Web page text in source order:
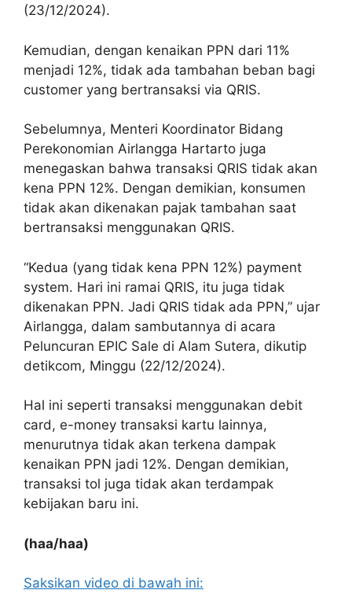
(23/12/2024).
Kemudian, dengan kenaikan PPN dari 11%
menjadi 12%, tidak ada tambahan beban bagi
customer yang bertransaksi via QRIS.
Sebelumnya, Menteri Koordinator Bidang
Perekonomian Airlangga Hartarto juga
menegaskan bahwa transaksi QRIS tidak akan
kena PPN 12%. Dengan demikian, konsumen
tidak akan dikenakan pajak tambahan saat
bertransaksi menggunakan QRIS.
“Kedua (yang tidak kena PPN 12%) payment
system. Hari ini ramai QRIS, itu juga tidak
dikenakan PPN. Jadi QRIS tidak ada PPN,” ujar
Airlangga, dalam sambutannya di acara
Peluncuran EPIC Sale di Alam Sutera, dikutip
detikcom, Minggu (22/12/2024).
Hal ini seperti transaksi menggunakan debit
card, e-money transaksi kartu lainnya,
menurutnya tidak akan terkena dampak
kenaikan PPN jadi 12%. Dengan demikian,
transaksi tol juga tidak akan terdampak
kebijakan baru ini.
(haa/haa)
Saksikan video di bawah ini: